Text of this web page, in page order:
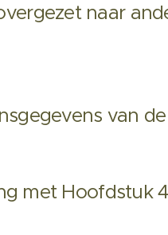
naar
van
met Hoofdstuk